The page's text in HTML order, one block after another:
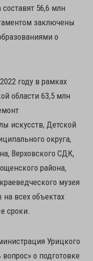
56,6 млн
заключены
о
году в рамках
области 63,5 млн
искусств, Детской
округа,
Верховского СДК,
района,
музея
всех объектах
сроки.
Урицкого
о подготовке